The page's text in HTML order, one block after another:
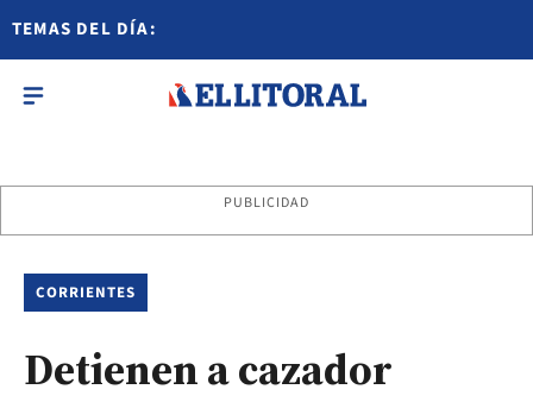
TEMAS DEL DÍA:
PUBLICIDAD
CORRIENTES
Detienen a cazador